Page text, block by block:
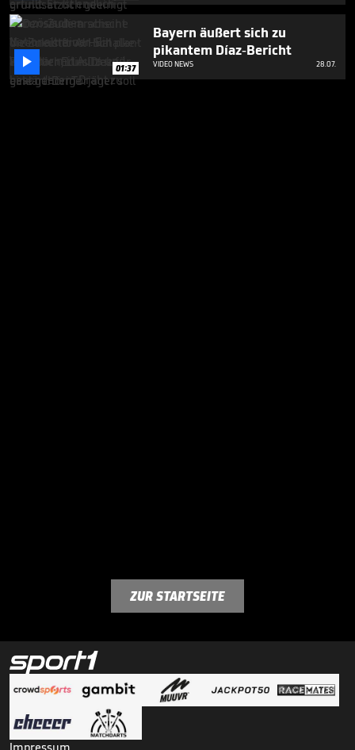
 01:37
Bayern äußert sich zu
pikantem Díaz-Bericht
VIDEO NEWS 28.07.
ZUR STARTSEITE